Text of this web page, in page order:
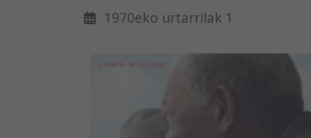
1970eko urtarrilak 1